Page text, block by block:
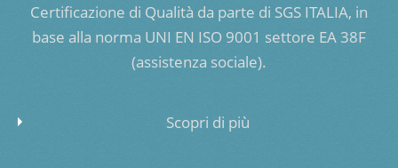
Certificazione di Qualità da parte di SGS ITALIA, in
base alla norma UNI EN ISO 9001 settore EA 38F
(assistenza sociale).
Scopri di più